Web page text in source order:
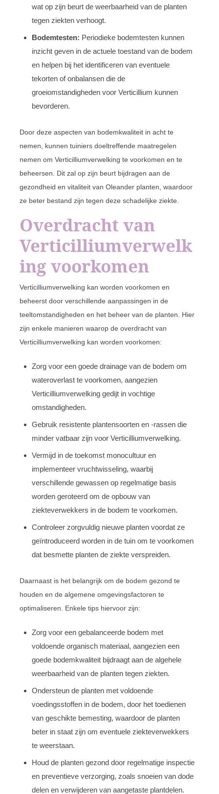
wat op zijn beurt de weerbaarheid van de planten
tegen ziekten verhoogt.
Bodemtesten: Periodieke bodemtesten kunnen
inzicht geven in de actuele toestand van de bodem
en helpen bij het identificeren van eventuele
tekorten of onbalansen die de
groeiomstandigheden voor Verticillium kunnen
bevorderen.
Door deze aspecten van bodemkwaliteit in acht te
nemen, kunnen tuiniers doeltreffende maatregelen
nemen om Verticilliumverwelking te voorkomen en te
beheersen. Dit zal op zijn beurt bijdragen aan de
gezondheid en vitaliteit van Oleander planten, waardoor
ze beter bestand zijn tegen deze schadelijke ziekte.
Overdracht van
Verticilliumverwelk
ing voorkomen
Verticilliumverwelking kan worden voorkomen en
beheerst door verschillende aanpassingen in de
teeltomstandigheden en het beheer van de planten. Hier
zijn enkele manieren waarop de overdracht van
Verticilliumverwelking kan worden voorkomen:
Zorg voor een goede drainage van de bodem om
wateroverlast te voorkomen, aangezien
Verticilliumverwelking gedijt in vochtige
omstandigheden.
Gebruik resistente plantensoorten en -rassen die
minder vatbaar zijn voor Verticilliumverwelking.
Vermijd in de toekomst monocultuur en
implementeer vruchtwisseling, waarbij
verschillende gewassen op regelmatige basis
worden geroteerd om de opbouw van
ziekteverwekkers in de bodem te voorkomen.
Controleer zorgvuldig nieuwe planten voordat ze
geïntroduceerd worden in de tuin om te voorkomen
dat besmette planten de ziekte verspreiden.
Daarnaast is het belangrijk om de bodem gezond te
houden en de algemene omgevingsfactoren te
optimaliseren. Enkele tips hiervoor zijn:
Zorg voor een gebalanceerde bodem met
voldoende organisch materiaal, aangezien een
goede bodemkwaliteit bijdraagt aan de algehele
weerbaarheid van de planten tegen ziekten.
Ondersteun de planten met voldoende
voedingsstoffen in de bodem, door het toedienen
van geschikte bemesting, waardoor de planten
beter in staat zijn om eventuele ziekteverwekkers
te weerstaan.
Houd de planten gezond door regelmatige inspectie
en preventieve verzorging, zoals snoeien van dode
delen en verwijderen van aangetaste plantdelen.